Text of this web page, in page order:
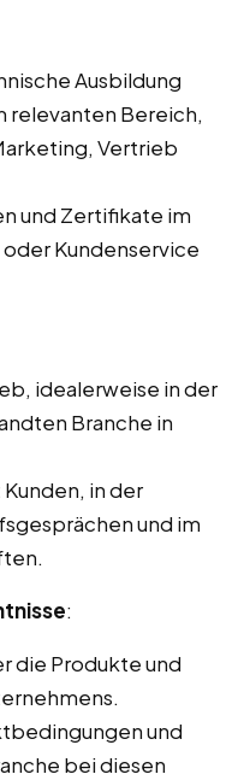
Ausbildung
relevanten Bereich,
Vertrieb
und Zertifikate im
Kundenservice
idealerweise in der
Branche in
in der
und im
:
die Produkte und
und
bei diesen